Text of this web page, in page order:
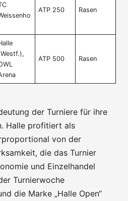
ATP 250 Rasen
ATP 500 Rasen
der Turniere für ihre
Halle profitiert als
von der
die das Turnier
und Einzelhandel
Turnierwoche
die Marke „Halle Open“